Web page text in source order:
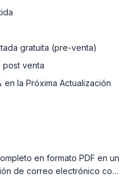
gratuita (pre-venta)
post venta
la Próxima Actualización
en formato PDF en un
de correo electrónico con